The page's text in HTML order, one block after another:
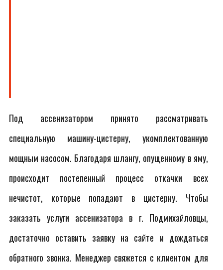
Под ассенизатором принято рассматривать
специальную машину-цистерну, укомплектованную
мощным насосом. Благодаря шлангу, опущенному в яму,
происходит постепенный процесс откачки всех
нечистот, которые попадают в цистерну. Чтобы
заказать услуги ассенизатора в г. Подмихайловцы,
достаточно оставить заявку на сайте и дождаться
обратного звонка. Менеджер свяжется с клиентом для